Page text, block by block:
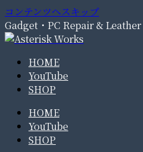
コンテンツへスキップ
Gadget・PC Repair &
HOME
YouTube
SHOP
HOME
YouTube
SHOP